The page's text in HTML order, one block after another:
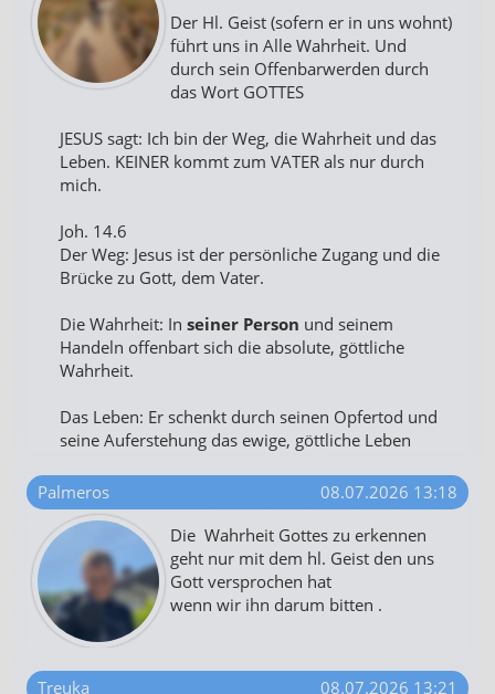
Der Hl. Geist (sofern er in uns wohnt)
führt uns in Alle Wahrheit. Und
durch sein Offenbarwerden durch
das Wort GOTTES
JESUS sagt: Ich bin der Weg, die Wahrheit und das
Leben. KEINER kommt zum VATER als nur durch
mich.
Joh. 14.6
Der Weg: Jesus ist der persönliche Zugang und die
Brücke zu Gott, dem Vater.
Die Wahrheit: In seiner Person und seinem
Handeln offenbart sich die absolute, göttliche
Wahrheit.
Das Leben: Er schenkt durch seinen Opfertod und
seine Auferstehung das ewige, göttliche Leben
Palmeros
08.07.2026 13:18
Die Wahrheit Gottes zu erkennen
geht nur mit dem hl. Geist den uns
Gott versprochen hat
wenn wir ihn darum bitten .
Treuka
08.07.2026 13:21